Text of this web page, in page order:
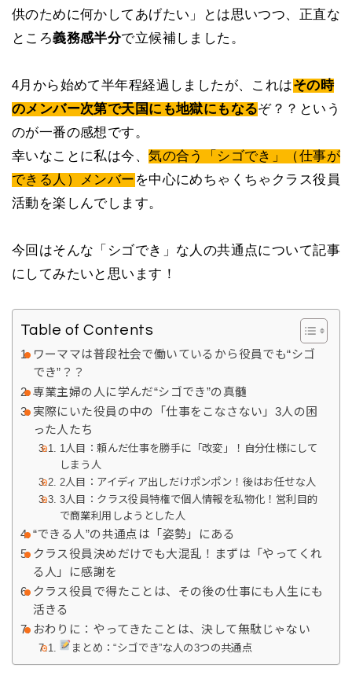
供のために何かしてあげたい」とは思いつつ、正直な
ところ義務感半分で立候補しました。
4月から始めて半年程経過しましたが、これはその時
のメンバー次第で天国にも地獄にもなるぞ？？という
のが一番の感想です。
幸いなことに私は今、気の合う「シゴでき」（仕事が
できる人）メンバー を中心にめちゃくちゃクラス役員
活動を楽しんでします。
今回はそんな「シゴでき」な人の共通点について記事
にしてみたいと思います！
Table of Contents
ワーママは普段社会で働いているから役員でも“シゴ
でき”？？
専業主婦の人に学んだ“シゴでき”の真髄
実際にいた役員の中の「仕事をこなさない」3人の困
った人たち
1人目：頼んだ仕事を勝手に「改変」！自分仕様にして
しまう人
2人目：アイディア出しだけポンポン！後はお任せな人
3人目：クラス役員特権で個人情報を私物化！営利目的
で商業利用しようとした人
“できる人”の共通点は「姿勢」にある
クラス役員決めだけでも大混乱！まずは「やってくれ
る人」に感謝を
クラス役員で得たことは、その後の仕事にも人生にも
活きる
おわりに：やってきたことは、決して無駄じゃない
まとめ：“シゴでき”な人の3つの共通点